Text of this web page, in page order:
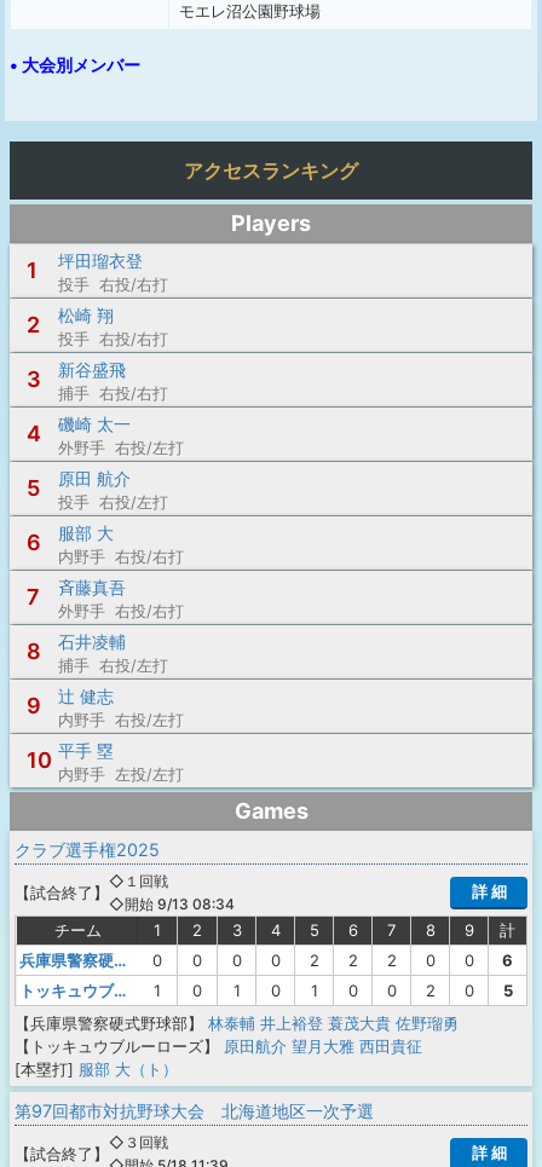
モエレ沼公園野球場
• 大会別メンバー
アクセスランキング
Players
1
坪田瑠衣登
投手 右投/右打
2 松崎 翔
投手 右投/右打
3 新谷盛飛
捕手 右投/右打
4 磯崎 太一
外野手 右投/左打
5 原田 航介
投手 右投/左打
6 服部 大
内野手 右投/右打
7 斉藤真吾
外野手 右投/右打
8 石井凌輔
捕手 右投/左打
9 辻 健志
内野手 右投/左打
10 平手 塁
内野手 左投/左打
Games
クラブ選手権2025
【試合終了 】
◇１回戦
◇開始 9/13 08:34
詳 細
チーム 1 2 3 4 5 6 7 8 9
計
兵庫県警察硬式野球部
0 0 0 0 2 2 2 0 0
6
トッキュウブルーローズ
1 0 1 0 1 0 0 2 0
5
【兵庫県警察硬式野球部】
林泰輔 井上裕登 蓑茂大貴 佐野瑠勇
【トッキュウブルーローズ】
原田航介 望月大雅 西田貴征
[本塁打] 服部 大（ト）
第97回都市対抗野球大会 北海道地区一次予選
【試合終了 】
◇３回戦
詳 細